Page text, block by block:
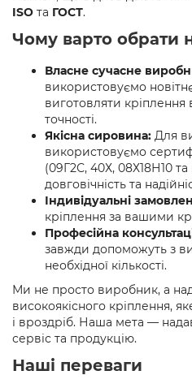
гайки и болты
болты госты,стопорные
нержавейка,болты с гайкой,
болт м8,болт м8 нержавейка
болты м10,купить болты м8
ISO та ГОСТ.
Чому варто обрати
Власне сучасне
використовуємо
виготовляти кріплення
точності.
Якісна сировина: Для
використовуємо
(09Г2С, 40Х, 08Х18Н10
довговічність та
Індивідуальні
кріплення за вашими
Професійна
завжди допоможуть з
необхідної кількості.
Ми не просто виробник, а
високоякісного кріплення,
і вроздріб. Наша мета —
сервіс та продукцію.
Наші переваги